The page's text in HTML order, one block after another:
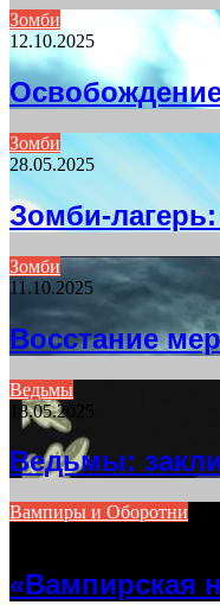
Зомби
12.10.2025
Зомби
28.05.2025
Зомби-
Зомби
11.10.2025
Восстание
Ведьмы
18.05.2025
Ведьмы:
Вампиры и Оборотни
«Вампирская